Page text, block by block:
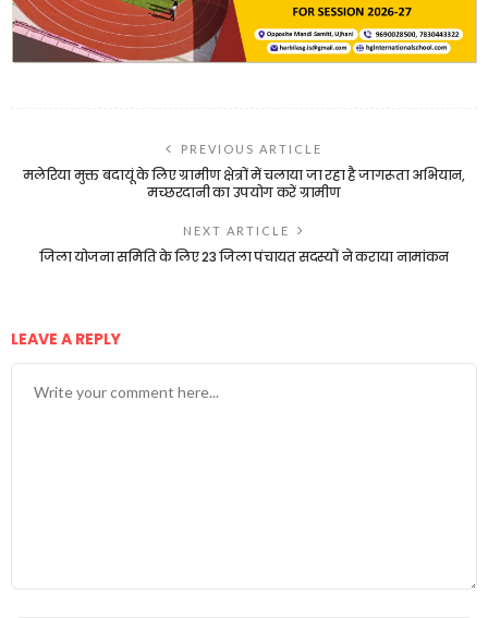
PREVIOUS ARTICLE
मलेरिया मुक्त बदायूं के लिए ग्रामीण क्षेत्रों में चलाया जा रहा है जागरूता अभियान,
मच्छरदानी का उपयोग करें ग्रामीण
NEXT ARTICLE
जिला योजना समिति के लिए 23 जिला पंचायत सदस्यों ने कराया नामांकन
LEAVE A REPLY